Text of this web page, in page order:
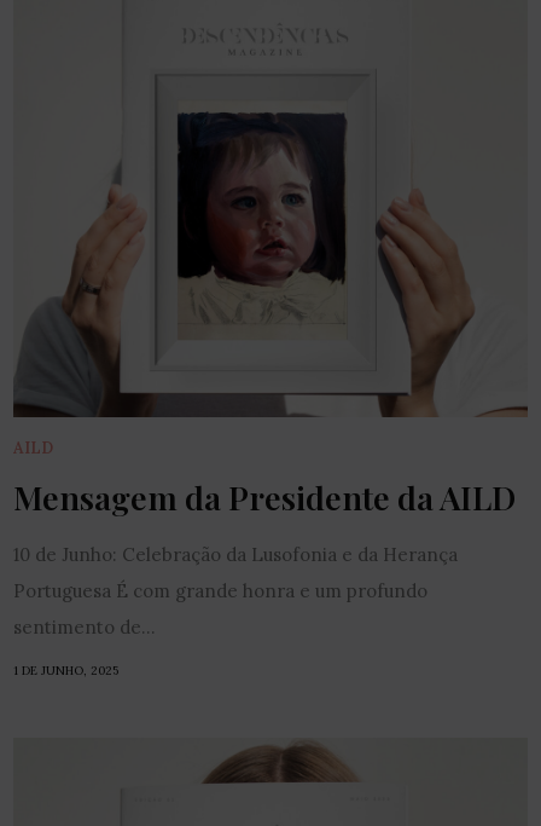
AILD
Mensagem da Presidente da AILD
10 de Junho: Celebração da Lusofonia e da Herança
Portuguesa É com grande honra e um profundo
sentimento de...
1 DE JUNHO, 2025